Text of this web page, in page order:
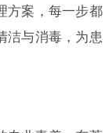
方案，每一步都
洁与消毒，为患